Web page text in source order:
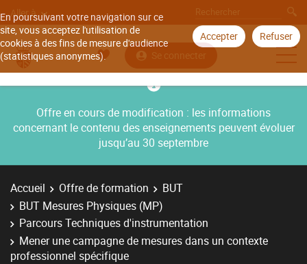
En poursuivant votre navigation sur ce
site, vous acceptez l'utilisation de
cookies à des fins de mesure d'audience
(statistiques anonymes).
Accepter Refuser
Aller à
Se connecter
Offre en cours de modification : les informations
concernant le contenu des enseignements peuvent évoluer
jusqu’au 30 septembre
Accueil Offre de formation
BUT
BUT Mesures Physiques (MP)
Parcours Techniques d'instrumentation
Mener une campagne de mesures dans un contexte
professionnel spécifique